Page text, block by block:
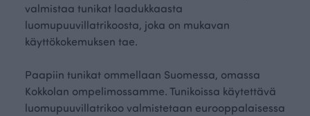
valmistaa tunikat laadukkaasta
luomupuuvillatrikoosta, joka on mukavan
käyttökokemuksen tae.
Paapiin tunikat ommellaan Suomessa, omassa
Kokkolan ompelimossamme. Tunikoissa käytettävä
luomupuuvillatrikoo valmistetaan eurooppalaisessa